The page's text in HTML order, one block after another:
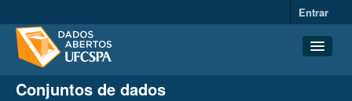
Entrar
Conjuntos de dados
Conjuntos de dados